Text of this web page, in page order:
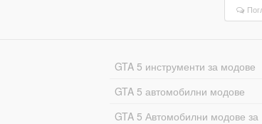
GTA 5 инструменти за модове
GTA 5 автомобилни модове
GTA 5 Автомобилни модове за